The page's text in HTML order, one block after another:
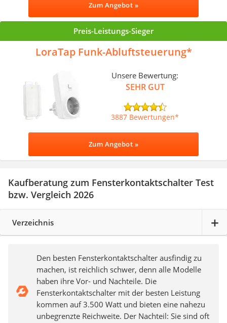
Zum Angebot »
Preis-Leistungs-Sieger
LoraTap Funk-Abluftsteuerung
Unsere Bewertung:
SEHR GUT
3887 Bewertungen
Zum Angebot »
Kaufberatung zum Fensterkontaktschalter Test
bzw. Vergleich 2026
Verzeichnis
Den besten Fensterkontaktschalter ausfindig zu
machen, ist reichlich schwer, denn alle Modelle
haben ihre Vor- und Nachteile. Die
Fensterkontaktschalter mit der besten Leistung
kommen auf 3.500 Watt und bieten eine nahezu
unbegrenzte Reichweite. Der Nachteil: Sie sind oft